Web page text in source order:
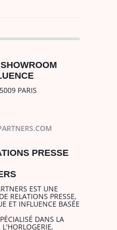
PARIS
PRESSE
EST UNE
RELATIONS PRESSE,
ET INFLUENCE BASÉE
DANS LA